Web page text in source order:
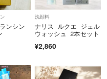
ンシン
洗顔料
ナリス ルクエ ジェル
ウォッシュ 2本セット
¥2,860